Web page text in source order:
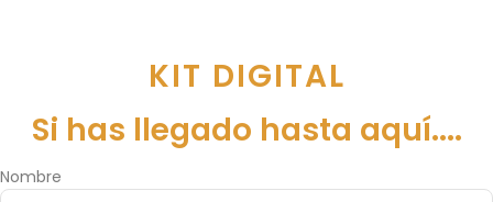
KIT DIGITAL
Si has llegado hasta aquí....
Nombre